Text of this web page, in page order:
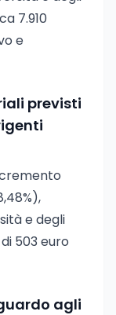
7.910
e
previsti
e degli
503 euro
agli